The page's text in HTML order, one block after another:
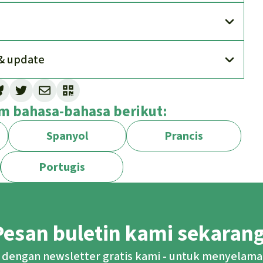
update
berarti cekungan tengah) luasnya 145.500
tropis yang utuh bersatu yang terbesar ke
sebelum hutan hujan di Indonesia. RDK
Kongo, Republik Afrika Tengah, Gabun,
PBB berikutnya (COP27).
melainkan juga antara lain
bahasa-bahasa berikut:
Spanyol
Prancis
Portugis
buletin kami
newsletter gratis kami - untuk